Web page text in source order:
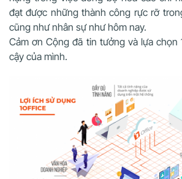
đạt được những thành công rực rỡ
cũng như nhân sự như hôm nay.
Cảm ơn Cộng đã tin tưởng và lựa chọn
cậy của mình.